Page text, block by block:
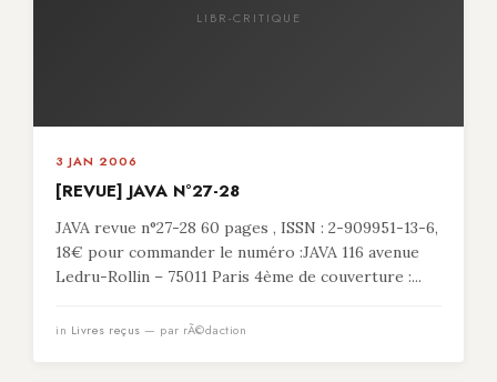
LIBR-CRITIQUE
3 JAN 2006
[REVUE] JAVA N°27-28
JAVA revue n°27-28 60 pages , ISSN : 2-909951-13-6,
18€ pour commander le numéro :JAVA 116 avenue
Ledru-Rollin – 75011 Paris 4ème de couverture :...
in Livres reçus — par rÃ©daction